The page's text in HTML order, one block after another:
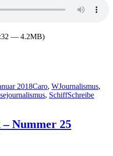
— 4.2MB)
2018Caro, WJournalismus,
, SchiffSchreibe
Nummer 25